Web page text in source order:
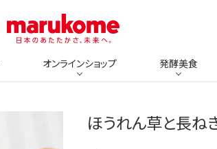
オンラインショップ 発酵美食
ほうれん草と長ね